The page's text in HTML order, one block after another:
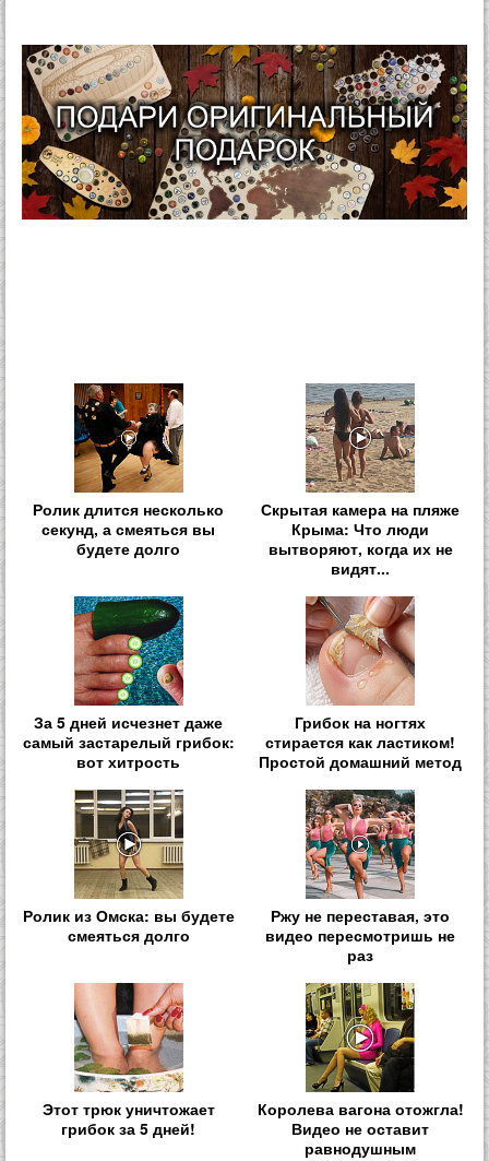
Ролик длится несколько
секунд, а смеяться вы
будете долго
Скрытая камера на пляже
Крыма: Что люди
вытворяют, когда их не
видят...
За 5 дней исчезнет даже
самый застарелый грибок:
вот хитрость
Грибок на ногтях
стирается как ластиком!
Простой домашний метод
Ролик из Омска: вы будете
смеяться долго
Ржу не переставая, это
видео пересмотришь не
раз
Этот трюк уничтожает
грибок за 5 дней!
Королева вагона отожгла!
Видео не оставит
равнодушным